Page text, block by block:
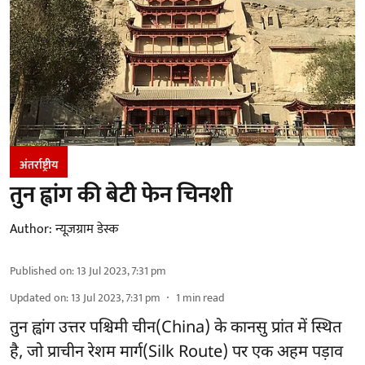
अंतर्राष्ट्रीय
तुन ह्वांग की बेटी फेन चिनशी
Author:न्यूज़ग्राम डेस्क
Published on:13 Jul 2023, 7:31 pm
Updated on:13 Jul 2023, 7:31 pm 1 min read
तुन ह्वांग उत्तर पश्चिमी चीन(China) के कानसु प्रांत में स्थित
है, जो प्राचीन रेशम मार्ग(Silk Route) पर एक अहम पड़ाव